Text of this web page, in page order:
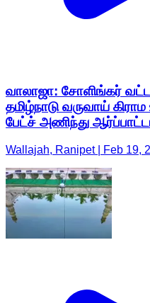
வாலாஜா: சோளிங்கர்
தமிழ்நாடு வருவாய்
பேட்ச் அணிந்து
Wallajah, Ranipet | Feb 19,